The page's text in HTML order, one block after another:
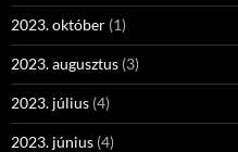
2023. október (1)
2023. augusztus (3)
2023. július (4)
2023. június (4)